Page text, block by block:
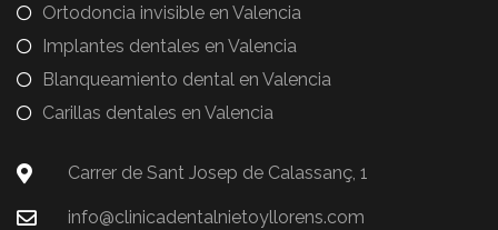
Ortodoncia invisible en Valencia
Implantes dentales en Valencia
Blanqueamiento dental en Valencia
Carillas dentales en Valencia
Carrer de Sant Josep de Calassanç, 1
info@clinicadentalnietoyllorens.com